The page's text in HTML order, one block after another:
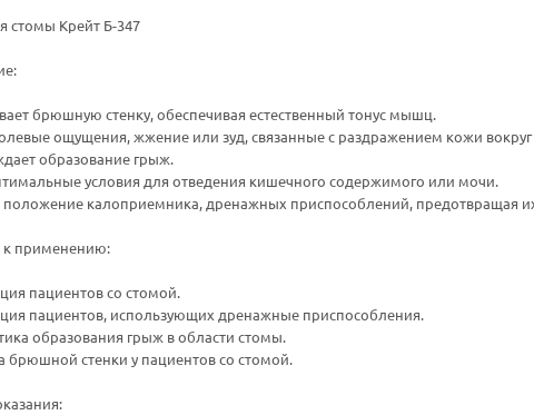
стомы Крейт Б-347
брюшную стенку, обеспечивая естественный тонус мышц.
ощущения, жжение или зуд, связанные с раздражением кожи
образование грыж.
условия для отведения кишечного содержимого или мочи.
положение калоприемника, дренажных приспособлений, предотвращая
к применению:
пациентов со стомой.
пациентов, использующих дренажные приспособления.
образования грыж в области стомы.
брюшной стенки у пациентов со стомой.